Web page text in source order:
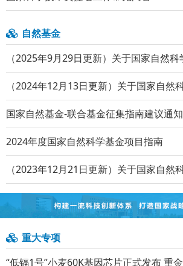
自然基金
国家自然基金-联合基金征集指南建议通知
2024年度国家自然科学基金项目指南
重大专项